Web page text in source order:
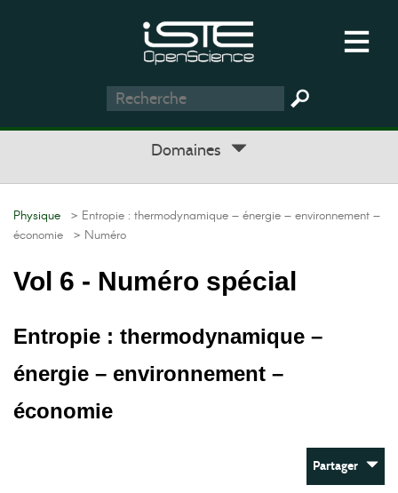
Domaines
Physique > Entropie : thermodynamique – énergie – environnement –
économie > Numéro
Vol 6 - Numéro spécial
Entropie : thermodynamique –
énergie – environnement –
économie
Partager